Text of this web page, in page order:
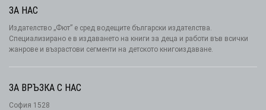
ЗА НАС
Издателство „Фют” е сред водещите български издателства.
Специализирано е в издаването на книги за деца и работи във всички
жанрове и възрастови сегменти на детското книгоиздаване.
ЗА ВРЪЗКА С НАС
София 1528